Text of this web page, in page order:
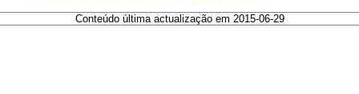
Conteúdo última actualização em 2015-06-29